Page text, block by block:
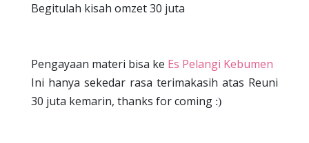
Begitulah kisah omzet 30 juta
Pengayaan materi bisa ke Es Pelangi Kebumen
Ini hanya sekedar rasa terimakasih atas Reuni
30 juta kemarin, thanks for coming :)